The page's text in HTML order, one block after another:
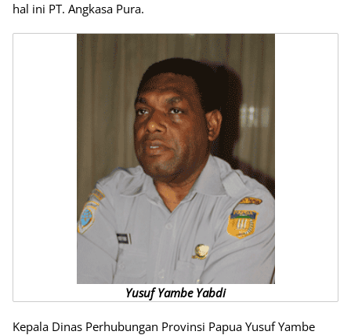
hal ini PT. Angkasa Pura.
Yusuf Yambe Yabdi
Kepala Dinas Perhubungan Provinsi Papua Yusuf Yambe